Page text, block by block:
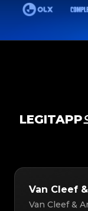
LEGITAPP
Van Cleef
Van Cleef &